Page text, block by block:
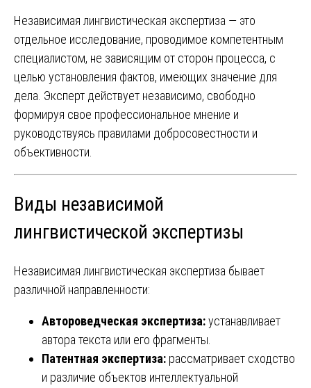
Независимая лингвистическая экспертиза — это
отдельное исследование, проводимое компетентным
специалистом, не зависящим от сторон процесса, с
целью установления фактов, имеющих значение для
дела. Эксперт действует независимо, свободно
формируя свое профессиональное мнение и
руководствуясь правилами добросовестности и
объективности.
Виды независимой
лингвистической экспертизы
Независимая лингвистическая экспертиза бывает
различной направленности:
Автороведческая экспертиза:устанавливает
автора текста или его фрагменты.
Патентная экспертиза: рассматривает сходство
и различие объектов интеллектуальной